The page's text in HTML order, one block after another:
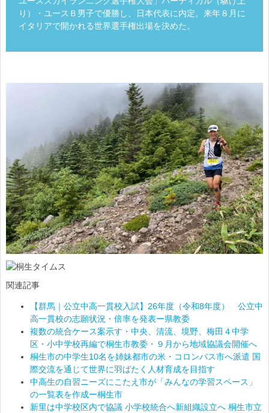
り）・ユースＢ男子で優勝し、日本代表に内定。来年８月に
イタリアで開かれる世界選手権出場を決めた。
関連記事
【群馬｜公立中高一貫校入試】26年度（令和8年度） 公立中
高一貫校の志願状況・倍率を発表ー県教委
複数の統合ケース案示す・中央、清流、境野、梅田４中学
区・小中学校再編で桐生市教委・９月から地域協議会開催へ
桐生市の中学生10名を姉妹都市の米・コロンバス市へ派遣 国
際交流を通じて世界に羽ばたく人材育成を目指す
中高生の自習ニーズにこたえ市が「みんなの学習スペース」
の一覧表を作成ー桐生市
新里は中学校区内で協議 小学校統合へ新組織設立へ 桐生市立